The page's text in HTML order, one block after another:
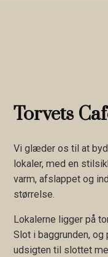
Torvets
Vi glæder os til at
lokaler, med en
varm, afslappet og
størrelse.
Lokalerne ligger på
Slot i baggrunden,
udsigten til slottet